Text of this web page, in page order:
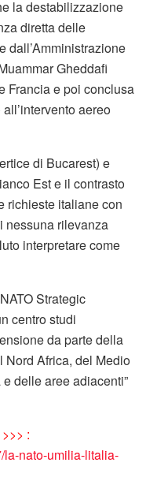
la destabilizzazione
diretta delle
dall’Amministrazione
Gheddafi
Francia e poi conclusa
aereo
di Bucarest) e
Est e il contrasto
richieste italiane con
nessuna rilevanza
interpretare come
Strategic
centro studi
da parte della
Nord Africa, del Medio
delle aree adiacenti”
:
la-nato-umilia-litalia-